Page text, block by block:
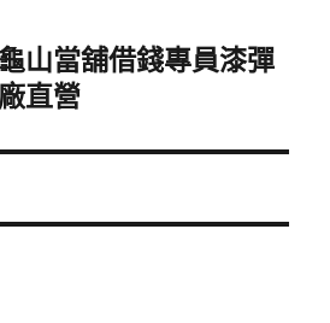
山當舖借錢專員漆彈
直營